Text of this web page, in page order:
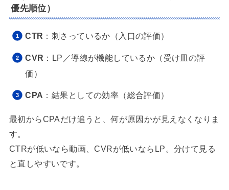
優先順位）
CTR ：刺さっているか（入口の評価）
CVR ：LP／導線が機能しているか（受け皿の評
価）
CPA ：結果としての効率（総合評価）
最初からCPAだけ追うと、何が原因かが見えなくなりま
す。
CTRが低いなら動画、CVRが低いならLP。分けて見る
と直しやすいです。